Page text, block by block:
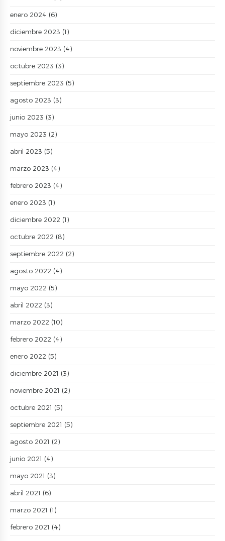
enero 2024 (6)
diciembre 2023 (1)
noviembre 2023 (4)
octubre 2023 (3)
septiembre 2023 (5)
agosto 2023 (3)
junio 2023 (3)
mayo 2023 (2)
abril 2023 (5)
marzo 2023 (4)
febrero 2023 (4)
enero 2023 (1)
diciembre 2022 (1)
octubre 2022 (8)
septiembre 2022 (2)
agosto 2022 (4)
mayo 2022 (5)
abril 2022 (3)
marzo 2022 (10)
febrero 2022 (4)
enero 2022 (5)
diciembre 2021 (3)
noviembre 2021 (2)
octubre 2021 (5)
septiembre 2021 (5)
agosto 2021 (2)
junio 2021 (4)
mayo 2021 (3)
abril 2021 (6)
marzo 2021 (1)
febrero 2021 (4)